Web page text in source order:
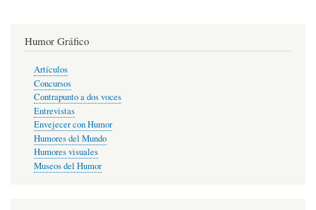
Humor Gráfico
Artículos
Concursos
Contrapunto a dos voces
Entrevistas
Envejecer con Humor
Humores del Mundo
Humores visuales
Museos del Humor